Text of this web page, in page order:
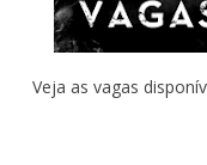
Veja as vagas